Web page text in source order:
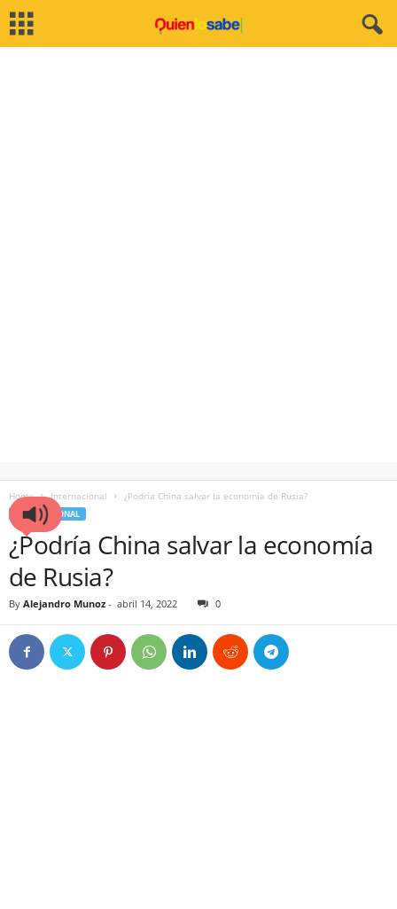
Home Internacional ¿Podría China salvar la economía de Rusia?
INTERNACIONAL
¿Podría China salvar la economía
de Rusia?
By Alejandro Munoz - abril 14, 2022 0